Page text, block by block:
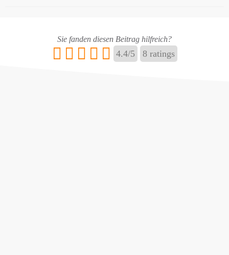
E-Mail*
Sie fanden diesen Beitrag hilfreich?
4.4/5 8ratings